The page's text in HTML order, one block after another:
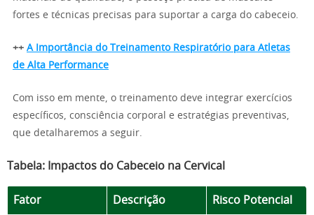
fortes e técnicas precisas para suportar a carga do cabeceio.
++ A Importância do Treinamento Respiratório para Atletas
de Alta Performance
Com isso em mente, o treinamento deve integrar exercícios
específicos, consciência corporal e estratégias preventivas,
que detalharemos a seguir.
Tabela: Impactos do Cabeceio na Cervical
Fator Descrição Risco Potencial